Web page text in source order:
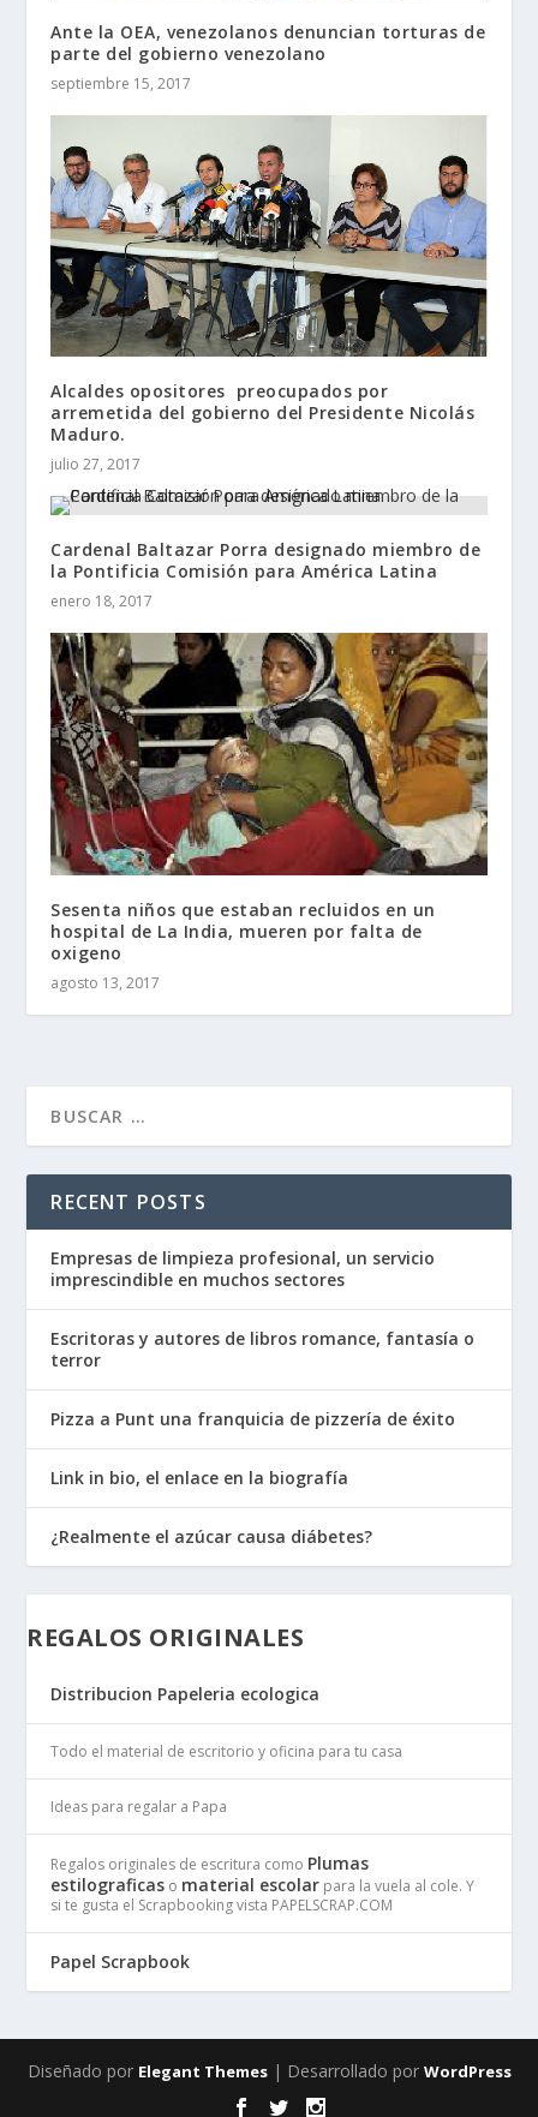
Ante la OEA, venezolanos denuncian torturas de
parte del gobierno venezolano
septiembre 15, 2017
Alcaldes opositores preocupados por
arremetida del gobierno del Presidente Nicolás
Maduro.
julio 27, 2017
Cardenal Baltazar Porra designado miembro de
la Pontificia Comisión para América Latina
enero 18, 2017
Sesenta niños que estaban recluidos en un
hospital de La India, mueren por falta de
oxigeno
agosto 13, 2017
RECENT POSTS
Empresas de limpieza profesional, un servicio
imprescindible en muchos sectores
Escritoras y autores de libros romance, fantasía o
terror
Pizza a Punt una franquicia de pizzería de éxito
Link in bio, el enlace en la biografía
¿Realmente el azúcar causa diábetes?
REGALOS ORIGINALES
Distribucion Papeleria ecologica
Todo el material de escritorio y oficina para tu casa
Ideas para regalar a Papa
Regalos originales de escritura como Plumas
estilograficas o material escolar para la vuela al cole. Y
si te gusta el Scrapbooking vista PAPELSCRAP.COM
Papel Scrapbook
Diseñado por Elegant Themes| Desarrollado por WordPress